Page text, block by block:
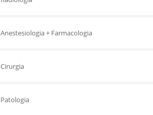
Anestesiologia + Farmacologia
Cirurgia
Patologia